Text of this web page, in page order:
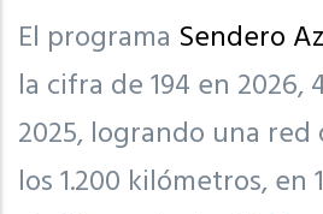
El programa Sendero
la cifra de 194 en 2026,
2025, logrando una red
los 1.200 kilómetros, en